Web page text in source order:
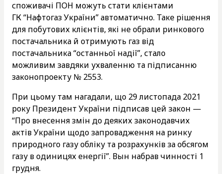
споживачі ПОН можуть стати клієнтами
ГК “Нафтогаз України” автоматично. Таке рішення
для побутових клієнтів, які не обрали ринкового
постачальника й отримують газ від
постачальника “останньої надії”, стало
можливим завдяки ухваленню та підписанню
законопроекту № 2553.
При цьому там нагадали, що 29 листопада 2021
року Президент України підписав цей закон —
“Про внесення змін до деяких законодавчих
актів України щодо запровадження на ринку
природного газу обліку та розрахунків за обсягом
газу в одиницях енергії”. Вын набрав чинності 1
грудня.